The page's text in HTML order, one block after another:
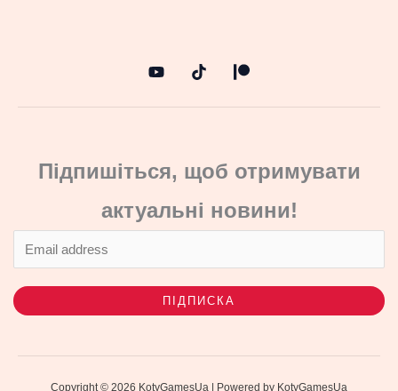
Підпишіться, щоб отримувати
актуальні новини!
ПІДПИСКА
Copyright © 2026 KotyGamesUa | Powered by KotyGamesUa